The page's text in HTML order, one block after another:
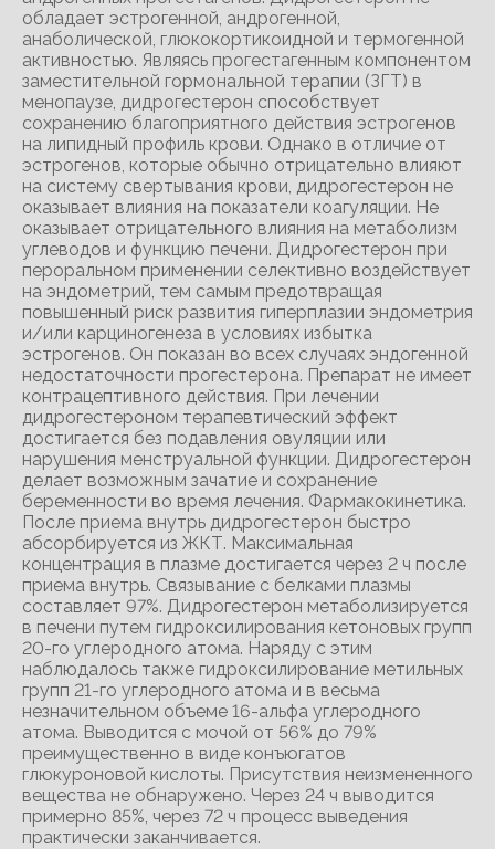
обладает эстрогенной, андрогенной,
анаболической, глюкокортикоидной и термогенной
активностью. Являясь прогестагенным компонентом
заместительной гормональной терапии (ЗГТ) в
менопаузе, дидрогестерон способствует
сохранению благоприятного действия эстрогенов
на липидный профиль крови. Однако в отличие от
эстрогенов, которые обычно отрицательно влияют
на систему свертывания крови, дидрогестерон не
оказывает влияния на показатели коагуляции. Не
оказывает отрицательного влияния на метаболизм
углеводов и функцию печени. Дидрогестерон при
пероральном применении селективно воздействует
на эндометрий, тем самым предотвращая
повышенный риск развития гиперплазии эндометрия
и/или карциногенеза в условиях избытка
эстрогенов. Он показан во всех случаях эндогенной
недостаточности прогестерона. Препарат не имеет
контрацептивного действия. При лечении
дидрогестероном терапевтический эффект
достигается без подавления овуляции или
нарушения менструальной функции. Дидрогестерон
делает возможным зачатие и сохранение
беременности во время лечения. Фармакокинетика.
После приема внутрь дидрогестерон быстро
абсорбируется из ЖКТ. Максимальная
концентрация в плазме достигается через 2 ч после
приема внутрь. Связывание с белками плазмы
составляет 97%. Дидрогестерон метаболизируется
в печени путем гидроксилирования кетоновых групп
20-го углеродного атома. Наряду с этим
наблюдалось также гидроксилирование метильных
групп 21-го углеродного атома и в весьма
незначительном объеме 16-альфа углеродного
атома. Выводится с мочой от 56% до 79%
преимущественно в виде конъюгатов
глюкуроновой кислоты. Присутствия неизмененного
вещества не обнаружено. Через 24 ч выводится
примерно 85%, через 72 ч процесс выведения
практически заканчивается.